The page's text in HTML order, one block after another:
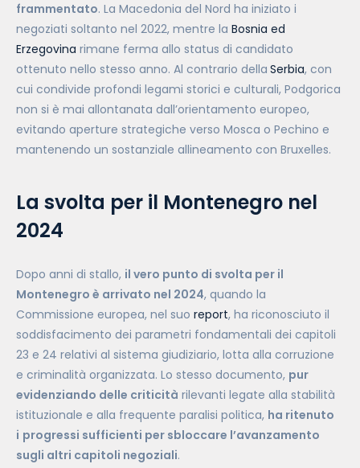
frammentato. La Macedonia del Nord ha iniziato i
negoziati soltanto nel 2022, mentre la Bosnia ed
Erzegovina rimane ferma allo status di candidato
ottenuto nello stesso anno. Al contrario della Serbia, con
cui condivide profondi legami storici e culturali, Podgorica
non si è mai allontanata dall’orientamento europeo,
evitando aperture strategiche verso Mosca o Pechino e
mantenendo un sostanziale allineamento con Bruxelles.
La svolta per il Montenegro nel
2024
Dopo anni di stallo, il vero punto di svolta per il
Montenegro è arrivato nel 2024, quando la
Commissione europea, nel suo report, ha riconosciuto il
soddisfacimento dei parametri fondamentali dei capitoli
23 e 24 relativi al sistema giudiziario, lotta alla corruzione
e criminalità organizzata. Lo stesso documento, pur
evidenziando delle criticità rilevanti legate alla stabilità
istituzionale e alla frequente paralisi politica, ha ritenuto
i progressi sufficienti per sbloccare l’avanzamento
sugli altri capitoli negoziali.